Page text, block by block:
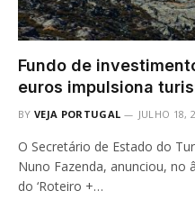
Fundo de
euros impulsiona
BY VEJA PORTUGAL JULHO 18,
O Secretário de Estado do
Nuno Fazenda, anunciou, no
do ‘Roteiro +…